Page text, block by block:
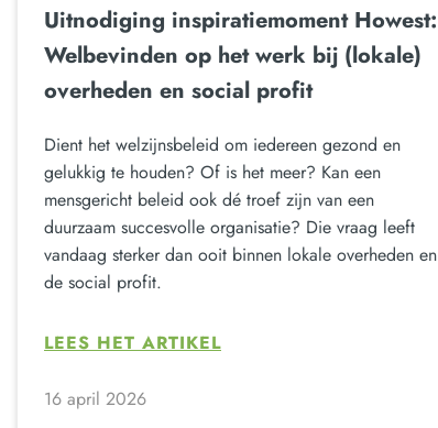
Uitnodiging inspiratiemoment Howest:
Welbevinden op het werk bij (lokale)
overheden en social profit
Dient het welzijnsbeleid om iedereen gezond en
gelukkig te houden? Of is het meer? Kan een
mensgericht beleid ook dé troef zijn van een
duurzaam succesvolle organisatie? Die vraag leeft
vandaag sterker dan ooit binnen lokale overheden en
de social profit.
LEES HET ARTIKEL
16 april 2026